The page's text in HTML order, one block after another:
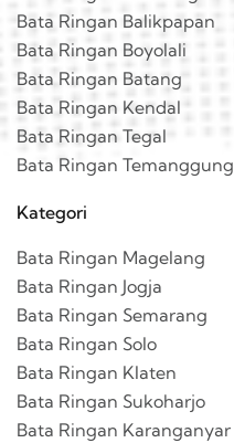
Bata Ringan Balikpapan
Bata Ringan Boyolali
Bata Ringan Batang
Bata Ringan Kendal
Bata Ringan Tegal
Bata Ringan Temanggung
Kategori
Bata Ringan Magelang
Bata Ringan Jogja
Bata Ringan Semarang
Bata Ringan Solo
Bata Ringan Klaten
Bata Ringan Sukoharjo
Bata Ringan Karanganyar